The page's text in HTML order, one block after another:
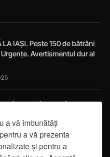
a vă îmbunătăți
a vă prezenta
și pentru a
LA IAȘI. Peste 150 de bătrâni
Avertismentul dur al
viața a trei oameni un
localitatea Breazu